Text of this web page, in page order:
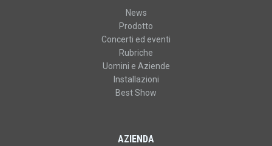
News
Prodotto
Concerti ed eventi
Rubriche
Uomini e Aziende
Installazioni
Best Show
AZIENDA